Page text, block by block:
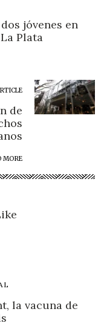
jóvenes en
Plata
de
MORE
la vacuna de